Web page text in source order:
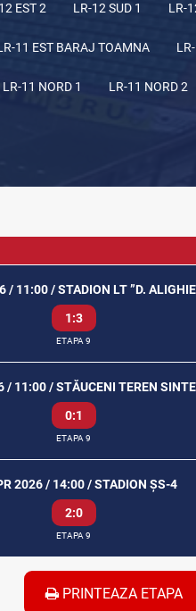
EST 2 LR-12 SUD 1 LR-
11 EST BARAJ TOAMNA
LR-11 NORD 1 LR-11 NORD 2
/ 11:00 / STADION LT ”D.
1:3
ETAPA 9
/ 11:00 / STĂUCENI TEREN
0:1
ETAPA 9
2026 / 14:00 / STADION ȘS-4
2:0
ETAPA 9
PRINTEAZA ETAPA